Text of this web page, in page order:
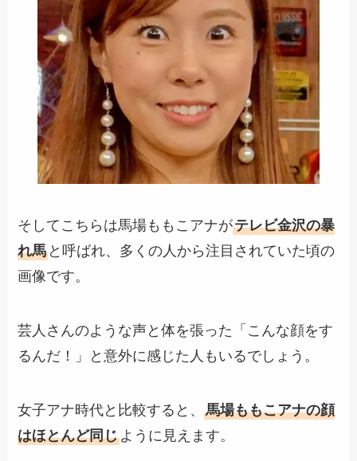
そしてこちらは馬場ももこアナがテレビ金沢の暴
れ馬 と呼ばれ、多くの人から注目されていた頃の
画像です。
芸人さんのような声と体を張った「こんな顔をす
るんだ！」と意外に感じた人もいるでしょう。
女子アナ時代と比較すると、馬場ももこアナの顔
はほとんど同じように見えます。